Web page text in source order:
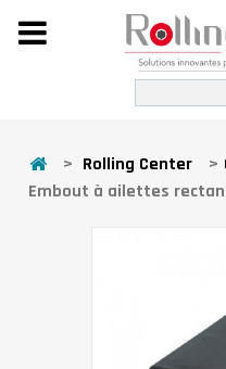
> Rolling Center >
Embout à ailettes